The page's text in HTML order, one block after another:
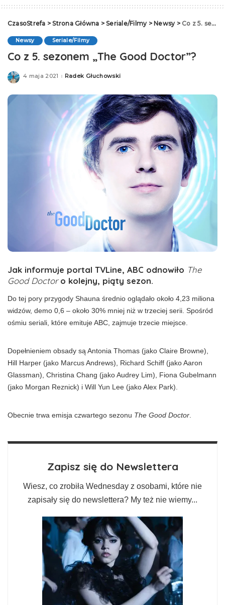
CzasoStrefa >Strona Główna >Seriale/Filmy> Newsy> Co z 5. sezonem „The Good Doctor”?
Newsy Seriale/Filmy
Co z 5. sezonem „The Good Doctor”?
4 maja 2021 Posted
Radek Głuchowski
Jak informuje portal TVLine, ABC odnowiło The
Good Doctoro kolejny, piąty sezon.
Do tej pory przygody Shauna średnio oglądało około 4,23 miliona
widzów, demo 0,6 – około 30% mniej niż w trzeciej serii. Spośród
ośmiu seriali, które emituje ABC, zajmuje trzecie miejsce.
Dopełnieniem obsady są Antonia Thomas (jako Claire Browne),
Hill Harper (jako Marcus Andrews), Richard Schiff (jako Aaron
Glassman), Christina Chang (jako Audrey Lim), Fiona Gubelmann
(jako Morgan Reznick) i Will Yun Lee (jako Alex Park).
Obecnie trwa emisja czwartego sezonu The Good Doctor.
Zapisz się do Newslettera
Wiesz, co zrobiła Wednesday z osobami, które nie
zapisały się do newslettera? My też nie wiemy...